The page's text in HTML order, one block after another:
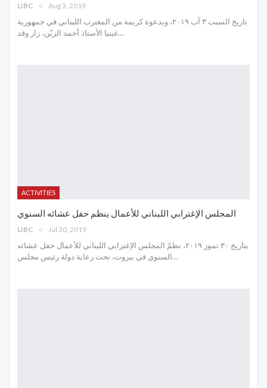
LIBC Aug 3, 2019
تاريخ السبت ٣ آب ٢٠١٩، وبدعوة كريمة من المغترب اللبناني في جمهورية
غينيا الأستاذ أحمد الزيّن، زار وفد…
ACTIVITIES
المجلس الإغترابي اللبناني للأعمال ينظم حفل عشائه السنوي
LIBC Jul 30, 2019
بتاريخ ٣٠ تموز ٢٠١٩، نظمّ المجلس الإغترابي اللبناني للأعمال حفل عشائه
السنوي في بيروت، تحت رعاية دولة رئيس مجلس…